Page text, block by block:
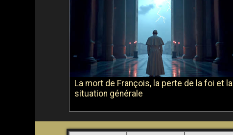
La mort de François, la perte de la foi et la
situation générale